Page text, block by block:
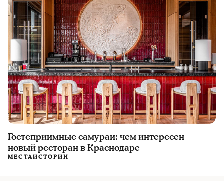
Гостеприимные самураи: чем интересен
новый ресторан в Краснодаре
МЕСТАИСТОРИИ